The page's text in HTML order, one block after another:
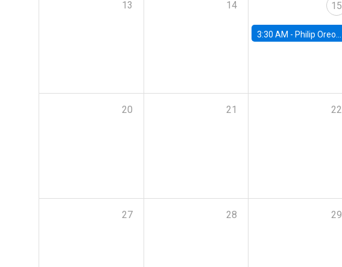
13 14 15
3:30 AM - Philip Oreopolous, University of Toronto
20 21 22
27 28 29